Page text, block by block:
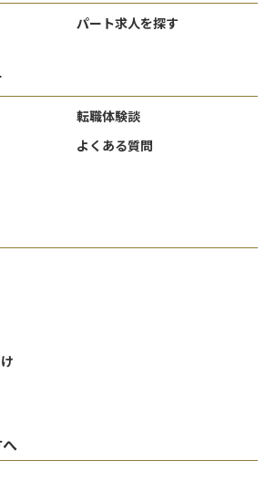
パート求人を探す
転職体験談
よくある質問